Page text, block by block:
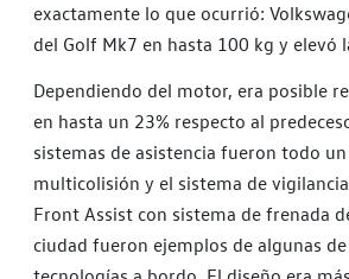
exactamente lo que ocurrió:
del Golf Mk7 en hasta 100 kg y elevó
Dependiendo del motor, era posible
en hasta un 23% respecto al
sistemas de asistencia fueron todo
multicolisión y el sistema de
Front Assist con sistema de frenada
ciudad fueron ejemplos de algunas